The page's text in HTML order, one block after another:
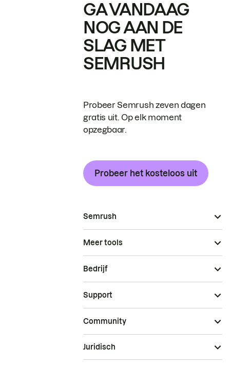
GA VANDAAG
NOG AAN DE
SLAG MET
SEMRUSH
Probeer Semrush zeven dagen
gratis uit. Op elk moment
opzegbaar.
Probeer het kosteloos uit
Semrush
Meer tools
Bedrijf
Support
Community
Juridisch